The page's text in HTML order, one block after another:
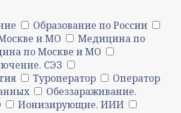
Образование по России
и МО
Медицина по
по Москве и МО
СЭЗ
Туроператор
Оператор
Обеззараживание.
Ионизирующие. ИИИ